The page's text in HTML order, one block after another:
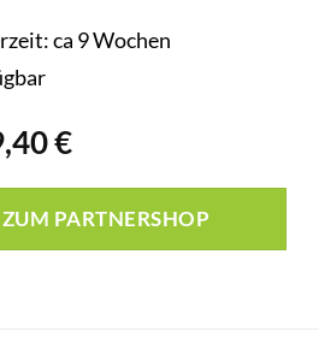
€
ca 9 Wochen
ZUM PARTNERSHOP